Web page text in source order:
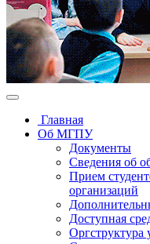
Главная
Об МГПУ
Документы
Сведения об
Прием
организаций
Доступная
Оргструктура